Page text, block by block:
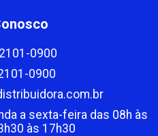
0900
0900
a sexta-feira das 08h às
às 17h30